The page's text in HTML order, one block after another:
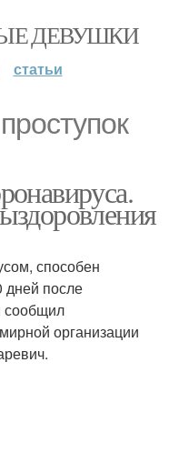
ДЕВУШКИ
статьи
способен
дней после
сообщил
организации